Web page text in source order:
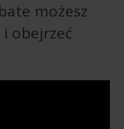
możesz
obejrzeć